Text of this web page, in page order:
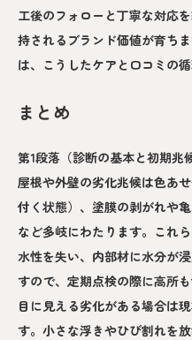
工後のフォローと丁寧な対応
持されるブランド価値が育ち
は、こうしたケアと口コミの
まとめ
第1段落（診断の基本と初期兆
屋根や外壁の劣化兆候は色あ
付く状態）、塗膜の剥がれや
など多岐にわたります。これ
水性を失い、内部材に水分が
すので、定期点検の際に高所
目に見える劣化がある場合は
す。小さな浮きやひび割れを